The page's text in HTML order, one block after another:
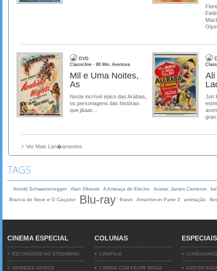
DVD
Classicline - 86 Min. Aventura
Mil e Uma Noites,
As
Neste incrível épico das Arábias,
os personagens das histórias
que j&aac...
Ali
Jon
Ver Mais Lan�amentos
TAGS
Arnold Schwarzenegger Alan Silvestri A Ameaça de Electro Avatar, James Cameron
Branca de Neve e O Caçador
Blu-ray Bravo Amanhecer Parte 2 animação
CINEMA ESPECIAL
ESCONDIDOS NO STREAMING
GRANDES ASTROS
COLUNAS
CINEFILIA
CINEMA COM FELIPE BRIDA
ESPECIAIS
EASTER